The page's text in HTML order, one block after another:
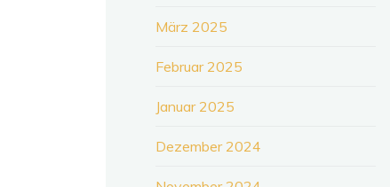
März 2025
Februar 2025
Januar 2025
Dezember 2024